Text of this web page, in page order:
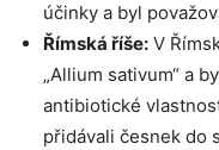
účinky a byl
Římská říše: V
„Allium sativum“ a
antibiotické
přidávali​ česnek do‌